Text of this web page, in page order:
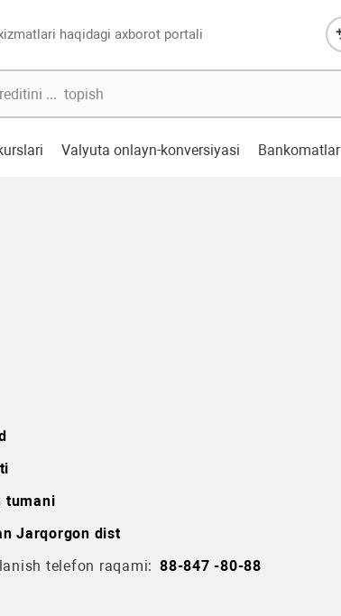
haqidagi axborot portali
Valyuta onlayn-konversiyasi Bankomatlar
tumani
Jarqorgon dist
telefon raqami: 88-847 -80-88